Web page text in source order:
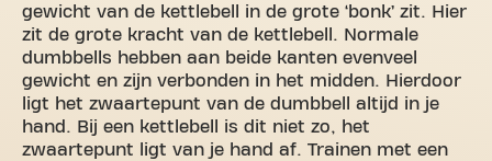
gewicht van de kettlebell in de grote ‘bonk’ zit. Hier
zit de grote kracht van de kettlebell. Normale
dumbbells hebben aan beide kanten evenveel
gewicht en zijn verbonden in het midden. Hierdoor
ligt het zwaartepunt van de dumbbell altijd in je
hand. Bij een kettlebell is dit niet zo, het
zwaartepunt ligt van je hand af. Trainen met een